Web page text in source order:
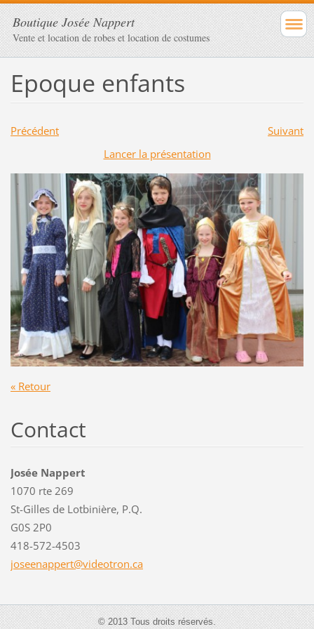
Boutique Josée Nappert
Vente et location de robes et location de costumes
Epoque enfants
Précédent
Suivant
Lancer la présentation
« Retour
Contact
Josée Nappert
1070 rte 269
St-Gilles de Lotbinière, P.Q.
G0S 2P0
418-572-4503
joseenappert@videotron.ca
© 2013 Tous droits réservés.